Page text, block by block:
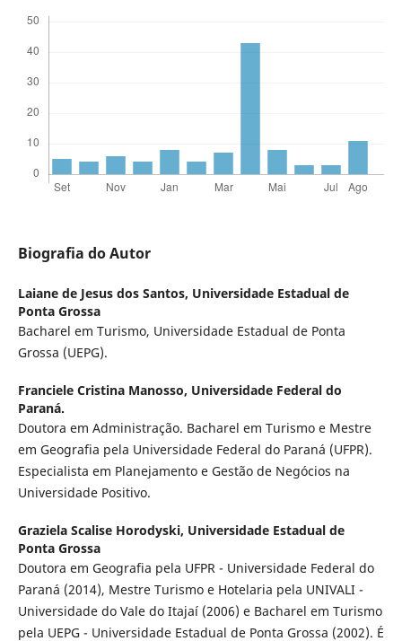
Biografia do Autor
Laiane de Jesus dos Santos, Universidade Estadual de
Ponta Grossa
Bacharel em Turismo, Universidade Estadual de Ponta
Grossa (UEPG).
Franciele Cristina Manosso, Universidade Federal do
Paraná.
Doutora em Administração. Bacharel em Turismo e Mestre
em Geografia pela Universidade Federal do Paraná (UFPR).
Especialista em Planejamento e Gestão de Negócios na
Universidade Positivo.
Graziela Scalise Horodyski, Universidade Estadual de
Ponta Grossa
Doutora em Geografia pela UFPR - Universidade Federal do
Paraná (2014), Mestre Turismo e Hotelaria pela UNIVALI -
Universidade do Vale do Itajaí (2006) e Bacharel em Turismo
pela UEPG - Universidade Estadual de Ponta Grossa (2002). É